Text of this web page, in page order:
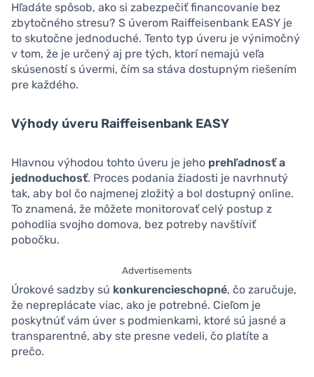
Hľadáte spôsob, ako si zabezpečiť financovanie bez
zbytočného stresu? S úverom Raiffeisenbank EASY je
to skutočne jednoduché. Tento typ úveru je výnimočný
v tom, že je určený aj pre tých, ktorí nemajú veľa
skúseností s úvermi, čím sa stáva dostupným riešením
pre každého.
Výhody úveru Raiffeisenbank EASY
Hlavnou výhodou tohto úveru je jeho prehľadnosť a
jednoduchosť. Proces podania žiadosti je navrhnutý
tak, aby bol čo najmenej zložitý a bol dostupný online.
To znamená, že môžete monitorovať celý postup z
pohodlia svojho domova, bez potreby navštíviť
pobočku.
Advertisements
Úrokové sadzby sú konkurencieschopné, čo zaručuje,
že nepreplácate viac, ako je potrebné. Cieľom je
poskytnúť vám úver s podmienkami, ktoré sú jasné a
transparentné, aby ste presne vedeli, čo platíte a
prečo.